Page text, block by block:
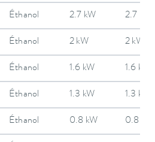
Éthanol 2.7 kW 2.7 kW
Éthanol 2 kW 2 kW
Éthanol 1.6 kW 1.6 kW
Éthanol 1.3 kW 1.3 kW
Éthanol 0.8 kW 0.8 kW